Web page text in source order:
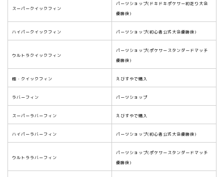
スーパークイックフィン
パーツショップ(ドキドキポケサー初走り大会
優勝後)
ハイパークイックフィン パーツショップ(初心者公式大会優勝後)
ウルトラクイックフィン
パーツショップ(ポケサースタンダードマッチ
優勝後)
極・クイックフィン えびすやで購入
ラバーフィン パーツショップ
スーパーラバーフィン えびすやで購入
ハイパーラバーフィン パーツショップ(初心者公式大会優勝後)
ウルトララバーフィン
パーツショップ(ポケサースタンダードマッチ
優勝後)